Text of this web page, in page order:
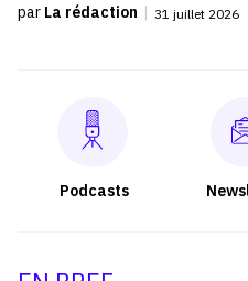
par La rédaction 31 juillet 2026
Podcasts